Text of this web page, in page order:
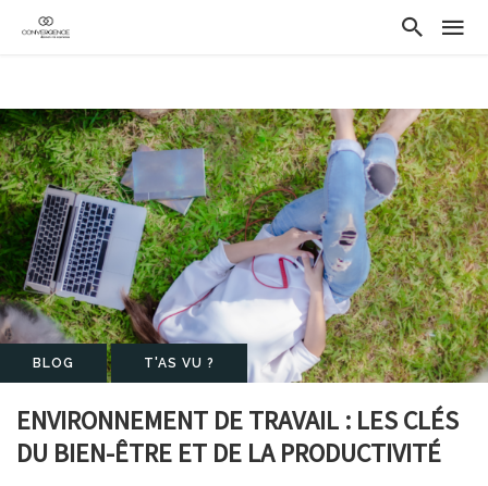
BLOG T'AS VU ?
ENVIRONNEMENT DE TRAVAIL : LES CLÉS
DU BIEN-ÊTRE ET DE LA PRODUCTIVITÉ